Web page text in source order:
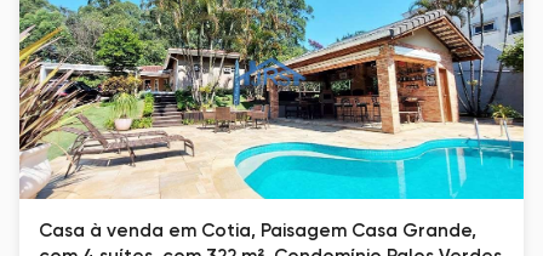
Casa à venda em Cotia, Paisagem Casa Grande,